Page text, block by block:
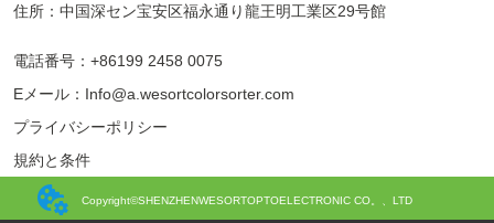
住所：中国深セン宝安区福永通り龍王明工業区29号館
電話番号：+86199 2458 0075
Eメール：Info@a.wesortcolorsorter.com
プライバシーポリシー
規約と条件
Copyright©SHENZHENWESORTOPTOELECTRONIC CO。、LTD